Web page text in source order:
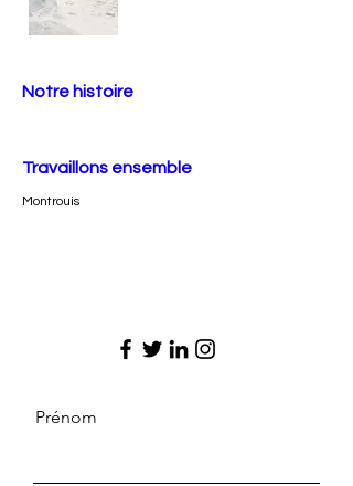
Notre histoire
Travaillons ensemble
Montrouis
Prénom